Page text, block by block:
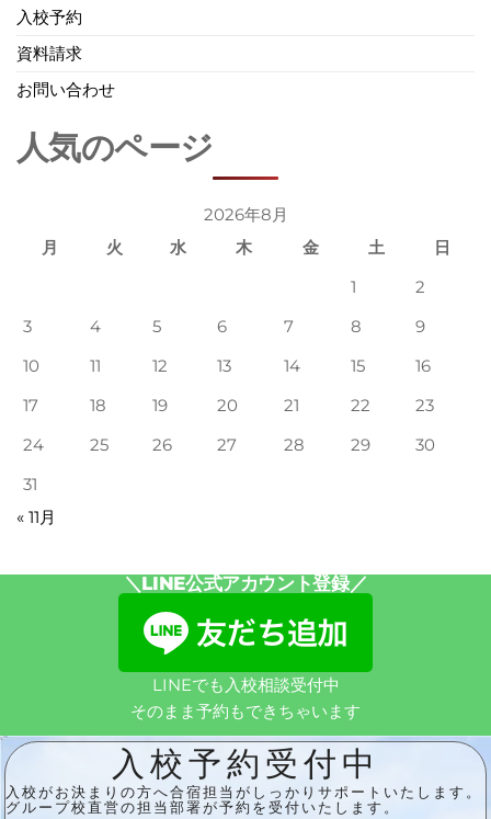
入校予約
資料請求
お問い合わせ
人気のページ
2026年8月
月
火 水 木 金 土
日
1
2
3
4 5 6 7 8
9
10
11 12 13 14 15
16
17
18 19 20 21 22
23
24
25 26 27 28 29
30
31
« 11月
＼LINE公式アカウント登録／
LINEでも入校相談受付中
そのまま予約もできちゃいます
入校予約受付中
入校がお決まりの方へ合宿担当がしっかりサポートいたします。
グループ校直営の担当部署が予約を受付いたします。